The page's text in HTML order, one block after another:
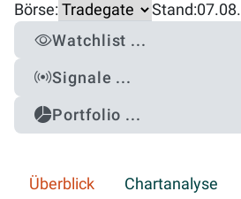
Börse: Stand:07.08.
Watchlist ...
Signale ...
Portfolio ...
Überblick Chartanalyse